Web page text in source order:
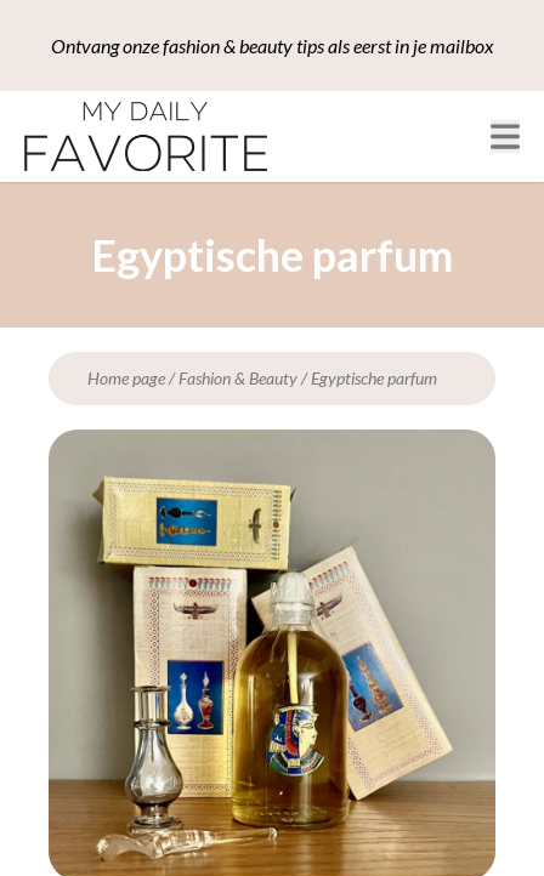
Ontvang onze fashion & beauty tips als eerst in je mailbox
Egyptische parfum
Home page/Fashion & Beauty/Egyptische parfum